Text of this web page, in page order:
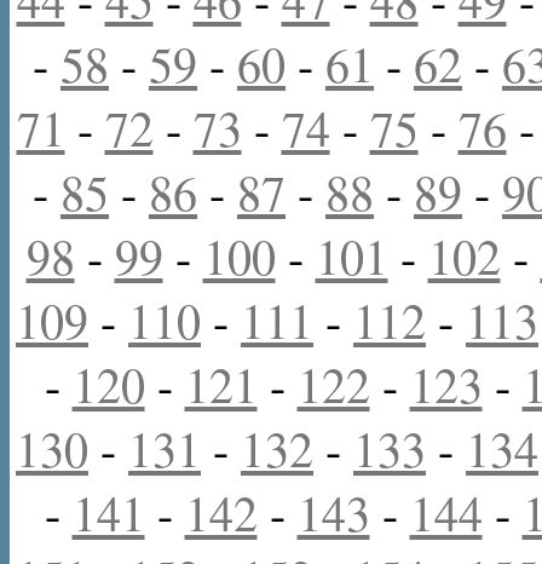
- 58 - 59 - 60 - 61 - 62 -
71 - 72 - 73 - 74 - 75 - 76
- 85 - 86 - 87 - 88 - 89 -
98 - 99 - 100 - 101 - 102 -
109 - 110 - 111 - 112 - 113
- 120 - 121 - 122 - 123 -
130 - 131 - 132 - 133 - 134
- 141 - 142 - 143 - 144 -